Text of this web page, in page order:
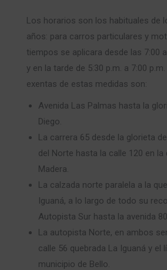
Los horarios son los habituales de
años: para carros particulares y
tiempos se aplicara desde las 7:00
y en la tarde de 5:30 p.m. a 7:00
exentas de estas medidas son:
Avenida Las Palmas hasta la
Diego.
La carrera 65 desde la glorieta
del Norte hasta la calle 120 en la
Madera.
La calzada norte paralela a la
Iguaná, a lo largo de todo su
Autopista Sur hasta la avenida
La autopista Norte, en ambos
calle 56 quebrada La Iguaná y el
municipio de Bello.